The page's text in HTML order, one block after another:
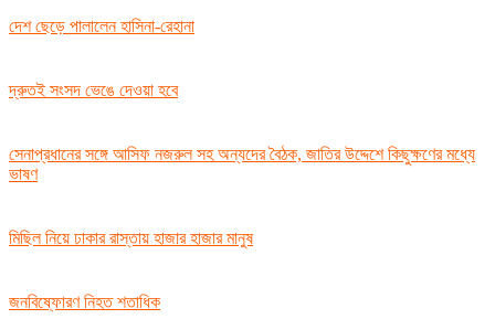
দেশ ছেড়ে পালালেন হাসিনা-রেহানা
দ্রুতই সংসদ ভেঙে দেওয়া হবে
সেনাপ্রধানের সঙ্গে আসিফ নজরুল সহ অন্যদের বৈঠক, জাতির উদ্দেশে কিছুক্ষণের মধ্যে
ভাষণ
মিছিল নিয়ে ঢাকার রাস্তায় হাজার হাজার মানুষ
জনবিষ্ফোরণ নিহত শতাধিক